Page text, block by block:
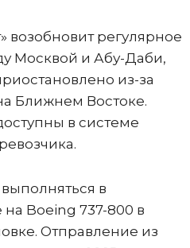
возобновит регулярное
Москвой и Абу-Даби,
из-за
Ближнем Востоке.
в системе
в
Boeing 737-800 в
Отправление из